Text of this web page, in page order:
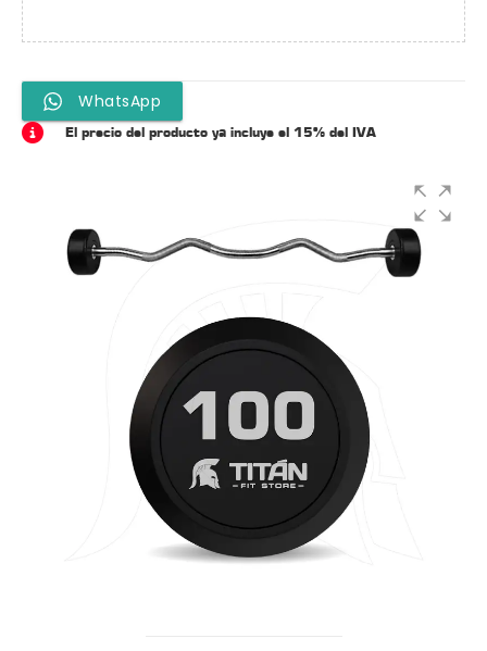
WhatsApp
El precio del producto ya incluye el 15% del IVA